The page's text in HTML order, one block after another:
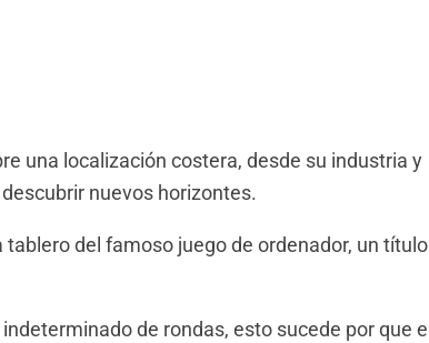
una localización costera, desde su industria y
nuevos horizontes.
del famoso juego de ordenador, un título
de rondas, esto sucede por que el